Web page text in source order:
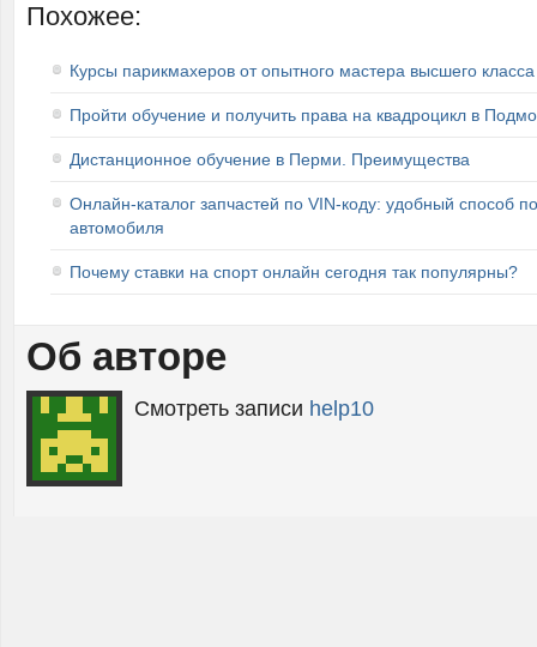
Похожее:
Курсы парикмахеров от опытного мастера высшего класса
Пройти обучение и получить права на квадроцикл в
Дистанционное обучение в Перми. Преимущества
Онлайн-каталог запчастей по VIN-коду: удобный способ
автомобиля
Почему ставки на спорт онлайн сегодня так популярны?
Об авторе
Смотреть записи help10